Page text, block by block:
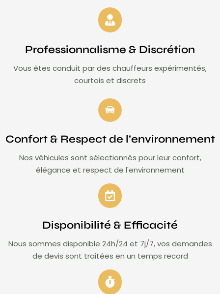
Professionnalisme & Discrétion
Vous êtes conduit par des chauffeurs expérimentés,
courtois et discrets
Confort & Respect de l’environnement
Nos véhicules sont sélectionnés pour leur confort,
élégance et respect de l'environnement
Disponibilité & Efficacité
Nous sommes disponible 24h/24 et 7j/7, vos demandes
de devis sont traitées en un temps record